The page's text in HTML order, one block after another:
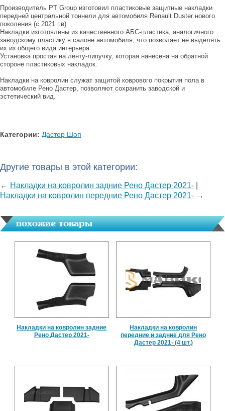
Производитель PT Group изготовил пластиковые защитные накладки
передней центральной тоннели для автомобиля Renault Duster нового
поколения (с 2021 г.в)
Накладки изготовлены из качественного АБС-пластика, аналогичного
заводскому пластику в салоне автомобиля, что позволяет не выделять
их из общего вида интерьера.
Установка простая на ленту-липучку, которая нанесена на обратной
стороне пластиковых накладок.
Накладки на ковролин служат защитой коврового покрытия пола в
автомобиле Рено Дастер, позволяют сохранить заводской и
эстетический вид.
Категории: Дастер Шоп
Другие товары в этой категории:
← Накладки на ковролин задние Рено Дастер 2021-
Накладки на ковролин передние Рено Дастер 2021- →
похожие товары
Накладки на ковролин задние
Рено Дастер 2021-
Накладки на ковролин
передние и задние для Рено
Дастер 2021- (4 шт.)